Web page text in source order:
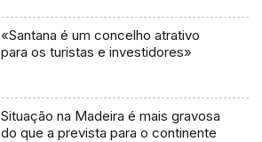
«Santana é um concelho atrativo
para os turistas e investidores»
Situação na Madeira é mais gravosa
do que a prevista para o continente